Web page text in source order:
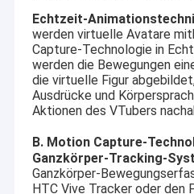
Startseite
Produkte
Videos
Über uns
Echtzeit-
werden virtuelle Avatare
Capture-Technologie in
werden die Bewegungen
die virtuelle Figur
Ausdrücke und
Aktionen des VTubers
B. Motion Capture-
Ganzkörper-Tracking-
Ganzkörper-
HTC Vive Tracker oder den
Technologie Co., Ltd. Shenzhens
hergestellt. Für Überjahrzehnte ist
Kunden mit verschiedenem OEM/
CMOS-
Entwicklung, Herstellung
Nachverkäufen sind one-stop
anzubieten.
Zur Zeit beziehen unsere
Kameramodul, IN DVP-Kamera